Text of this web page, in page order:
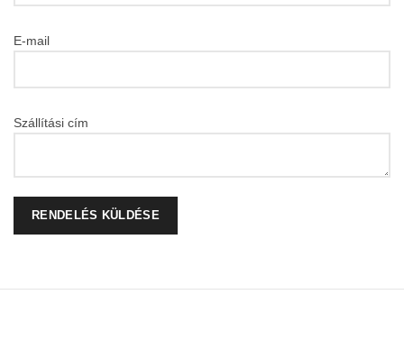
E-mail
Szállítási cím
RENDELÉS KÜLDÉSE